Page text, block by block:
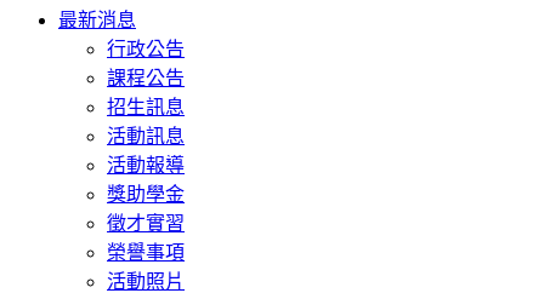
Toggle
navigation
最新消息
行政公告
課程公告
招生訊息
活動訊息
活動報導
獎助學金
徵才實習
榮譽事項
活動照片